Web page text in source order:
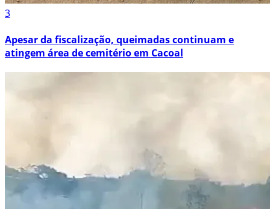
3
Apesar da fiscalização, queimadas continuam e
atingem área de cemitério em Cacoal